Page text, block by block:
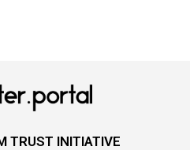
TRUST INITIATIVE